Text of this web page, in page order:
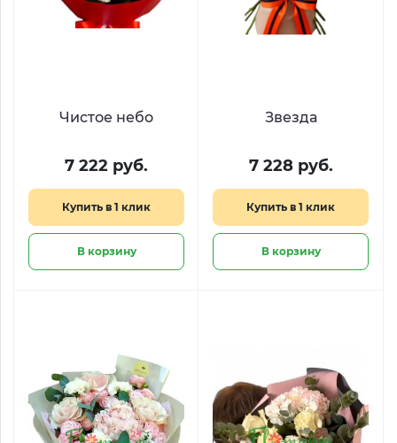
Чистое небо
7 222 руб.
Купить в 1 клик
В корзину
Звезда
7 228 руб.
Купить в 1 клик
В корзину